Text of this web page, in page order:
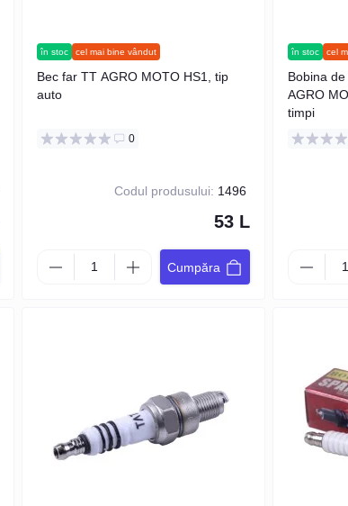
în stoc cel mai bine vândut
Bec far TT AGRO MOTO HS1, tip
auto
0
Codul produsului: 1496
53 L
Cumpăra
în stoc cel
Bobina
AGRO
timpi